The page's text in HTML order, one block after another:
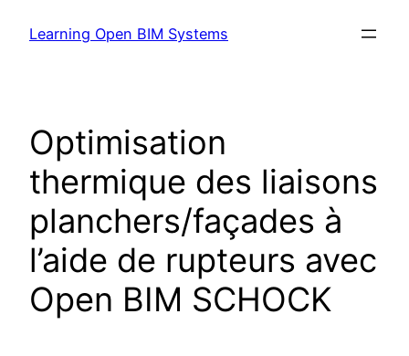
Learning Open BIM Systems
Optimisation
thermique des liaisons
planchers/façades à
l’aide de rupteurs avec
Open BIM SCHOCK